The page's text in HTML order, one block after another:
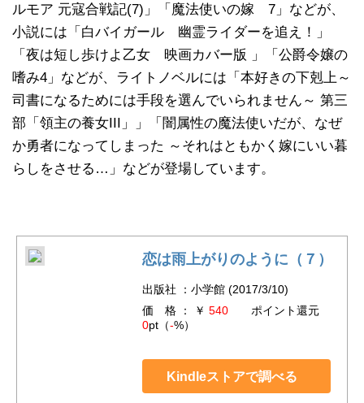
ルモア 元寇合戦記(7)」「魔法使いの嫁 7」などが、
小説には「白バイガール 幽霊ライダーを追え！」
「夜は短し歩けよ乙女 映画カバー版 」「公爵令嬢の
嗜み4」などが、ライトノベルには「本好きの下剋上～
司書になるためには手段を選んでいられません～ 第三
部「領主の養女III」」「闇属性の魔法使いだが、なぜ
か勇者になってしまった ～それはともかく嫁にいい暮
らしをさせる…」などが登場しています。
恋は雨上がりのように（７）
出版社 ：小学館 (2017/3/10)
価 格 ： ￥ 540ポイント還元
0pt（-%）
Kindleストアで調べる